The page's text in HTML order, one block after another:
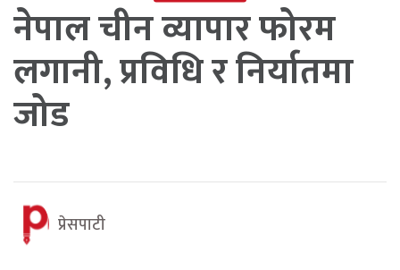
नेपाल चीन व्यापार फोरम
लगानी, प्रविधि र निर्यातमा
जोड
प्रेसपाटी